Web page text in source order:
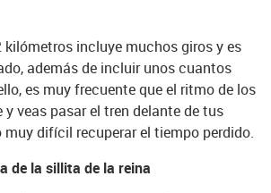
kilómetros incluye muchos giros y es
además de incluir unos cuantos
es muy frecuente que el ritmo de los
y veas pasar el tren delante de tus
muy difícil recuperar el tiempo perdido.
de la sillita de la reina